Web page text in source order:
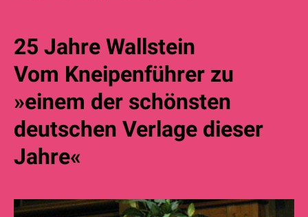
25 Jahre Wallstein
Vom Kneipenführer zu
»einem der schönsten
deutschen Verlage dieser
Jahre«